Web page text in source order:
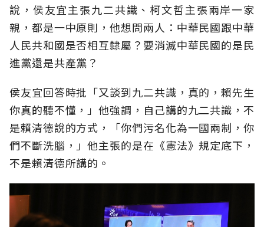
說，侯友宜主張九二共識、柯文哲主張兩岸一家
親，都是一中原則，他想問兩人：中華民國跟中華
人民共和國是否相互隸屬？要消滅中華民國的是民
進黨還是共產黨？
侯友宜回答時批「又談到九二共識，真的，賴先生
你真的聽不懂，」他強調，自己講的九二共識，不
是賴清德說的方式，「你們污名化為一國兩制，你
們不斷洗腦，」他主張的是在《憲法》規定底下，
不是賴清德所講的。